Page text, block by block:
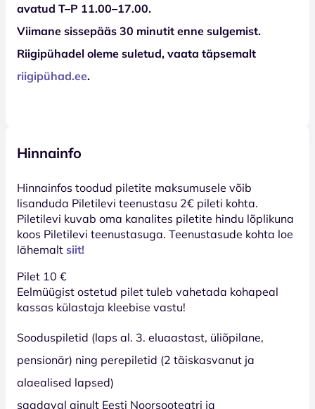
avatud T–P 11.00–17.00.
Viimane sissepääs 30 minutit enne sulgemist.
Riigipühadel oleme suletud, vaata täpsemalt
riigipühad.ee.
Hinnainfo
Hinnainfos toodud piletite maksumusele võib
lisanduda Piletilevi teenustasu 2€ pileti kohta.
Piletilevi kuvab oma kanalites piletite hindu lõplikuna
koos Piletilevi teenustasuga. Teenustasude kohta loe
lähemalt siit!
Pilet 10 €
Eelmüügist ostetud pilet tuleb vahetada kohapeal
kassas külastaja kleebise vastu!
Sooduspiletid (laps al. 3. eluaastast, üliõpilane,
pensionär) ning perepiletid (2 täiskasvanut ja
alaealised lapsed)
saadaval ainult Eesti Noorsooteatri ja